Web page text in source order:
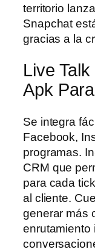
territorio
Snapchat
gracias a la
Live
Apk
Se integra
Facebook,
programas.
CRM que
para cada
al cliente.
generar más
enrutamiento